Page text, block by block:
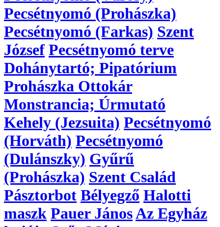
Pecsétnyomó (Prohászka)
Pecsétnyomó (Farkas) Szent
József Pecsétnyomó terve
Dohánytartó; Pipatórium
Prohászka Ottokár
Monstrancia; Úrmutató
Kehely (Jezsuita) Pecsétnyomó
(Horváth) Pecsétnyomó
(Dulánszky) Gyűrű
(Prohászka) Szent Család
Pásztorbot Bélyegző Halotti
maszk Pauer JánosAz Egyház